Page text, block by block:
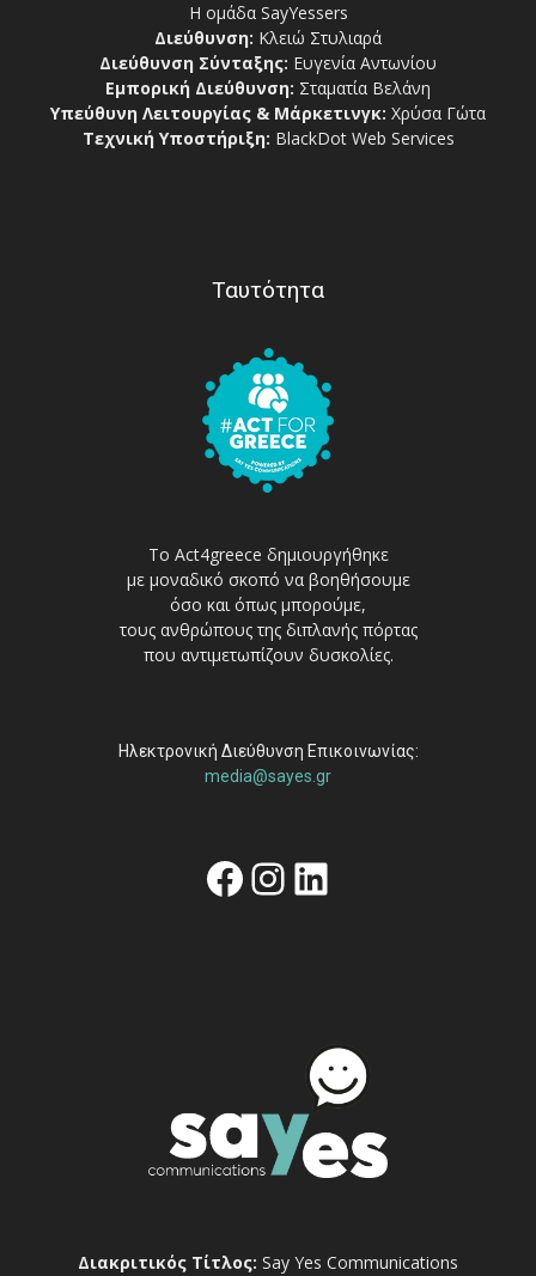
Η ομάδα SayYessers
Διεύθυνση: Κλειώ Στυλιαρά
Διεύθυνση Σύνταξης: Ευγενία Αντωνίου
Εμπορική Διεύθυνση: Σταματία Βελάνη
Υπεύθυνη Λειτουργίας & Μάρκετινγκ: Χρύσα Γώτα
Τεχνική Υποστήριξη: BlackDot Web Services
Ταυτότητα
Το Act4greece δημιουργήθηκε
με μοναδικό σκοπό να βοηθήσουμε
όσο και όπως μπορούμε,
τους ανθρώπους της διπλανής πόρτας
που αντιμετωπίζουν δυσκολίες.
Ηλεκτρονική Διεύθυνση Επικοινωνίας:
media@sayes.gr
Facebook
Instagram
Linkedin
Διακριτικός Τίτλος: Say Yes Communications